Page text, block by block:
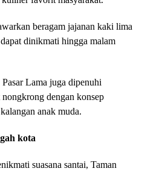
beragam jajanan kaki lima
dinikmati hingga malam
Lama juga dipenuhi
dengan konsep
anak muda.
kota
suasana santai, Taman